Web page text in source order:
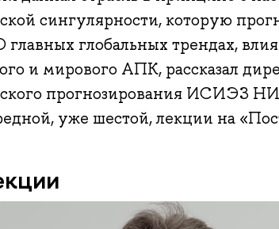
сингулярности, которую
главных глобальных трендах,
и мирового АПК, рассказал
прогнозирования ИСИЭЗ
уже шестой, лекции на